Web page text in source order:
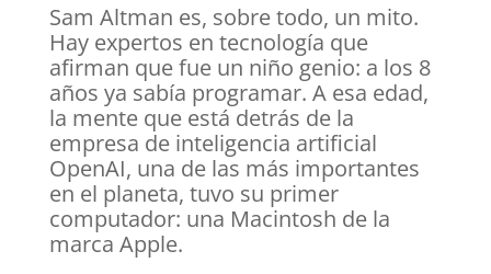
Sam Altman es, sobre todo, un mito.
Hay expertos en tecnología que
afirman que fue un niño genio: a los 8
años ya sabía programar. A esa edad,
la mente que está detrás de la
empresa de inteligencia artificial
OpenAI, una de las más importantes
en el planeta, tuvo su primer
computador: una Macintosh de la
marca Apple.